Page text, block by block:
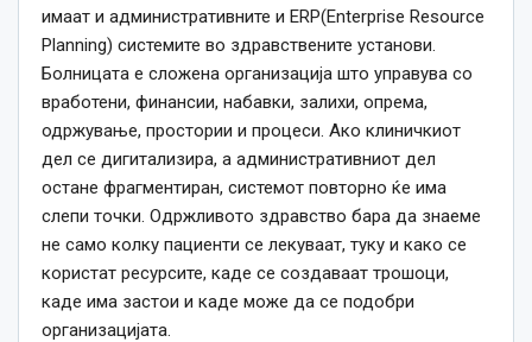
имаат и административните и ERP(Enterprise Resource
Planning) системите во здравствените установи.
Болницата е сложена организација што управува со
вработени, финансии, набавки, залихи, опрема,
одржување, простории и процеси. Ако клиничкиот
дел се дигитализира, а административниот дел
остане фрагментиран, системот повторно ќе има
слепи точки. Одржливото здравство бара да знаеме
не само колку пациенти се лекуваат, туку и како се
користат ресурсите, каде се создаваат трошоци,
каде има застои и каде може да се подобри
организацијата.